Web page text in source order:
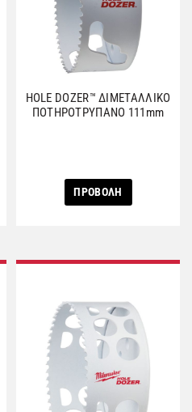
HOLE DOZER™ ΔΙΜΕΤΑΛΛΙΚΟ
ΠΟΤΗΡΟΤΡΥΠΑΝΟ 111mm
ΠΡΟΒΟΛΗ